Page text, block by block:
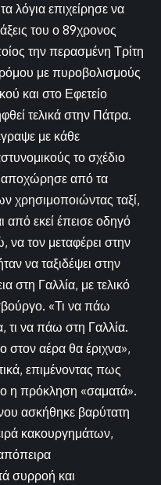
λόγια επιχείρησε να
του ο 89χρονος
την περασμένη Τρίτη
με πυροβολισμούς
και στο Εφετείο
τελικά στην Πάτρα.
με κάθε
το σχέδιο
από τα
χρησιμοποιώντας ταξί,
εκεί έπεισε οδηγό
να τον μεταφέρει στην
να ταξιδέψει στην
στη Γαλλία, με τελικό
«Τι να πάω
τι να πάω στη Γαλλία.
στον αέρα θα έριχνα»,
επιμένοντας πως
η πρόκληση «σαματά».
ασκήθηκε βαρύτατη
κακουργημάτων,
συρροή και